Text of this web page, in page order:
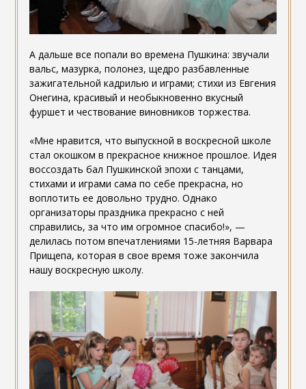
А дальше все попали во времена Пушкина: звучали
вальс, мазурка, полонез, щедро разбавленные
зажигательной кадрилью и играми; стихи из Евгения
Онегина, красивый и необыкновенно вкусный
фуршет и чествование виновников торжества.
«Мне нравится, что выпускной в воскресной школе
стал окошком в прекрасное книжное прошлое. Идея
воссоздать бал Пушкинской эпохи с танцами,
стихами и играми сама по себе прекрасна, но
воплотить ее довольно трудно. Однако
организаторы праздника прекрасно с ней
справились, за что им огромное спасибо!», —
делилась потом впечатлениями 15-летняя Варвара
Прищепа, которая в свое время тоже закончила
нашу воскресную школу.